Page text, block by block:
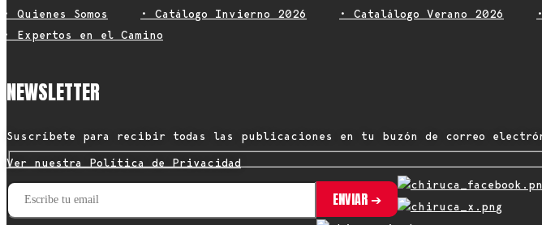
• Quienes Somos • Catálogo Invierno 2026 • Catalálogo Verano 2026
• Expertos en el Camino
NEWSLETTER
Suscríbete para recibir todas las publicaciones en tu buzón de correo
Ver nuestra Política de Privacidad